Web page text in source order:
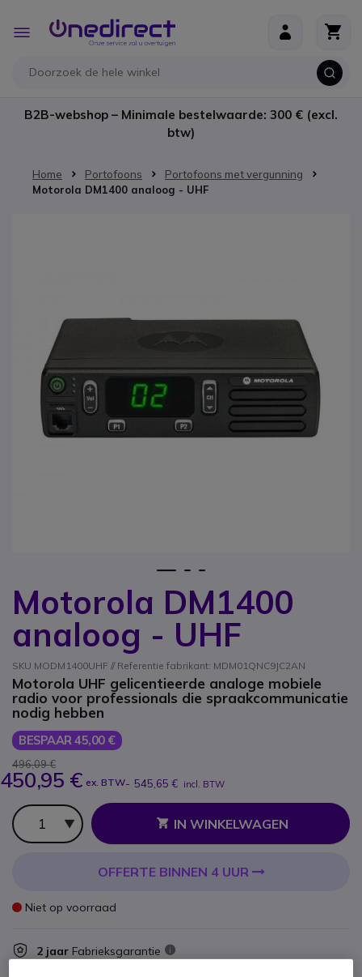
Toggle
Nav
B2B-webshop – Minimale bestelwaarde: 300 € (excl.
btw)
Home Portofoons
Portofoons met vergunning
Motorola DM1400 analoog - UHF
Motorola DM1400
analoog - UHF
SKU MODM1400UHF // Referentie fabrikant: MDM01QNC9JC2AN
Motorola UHF gelicentieerde analoge mobiele
radio voor professionals die spraakcommunicatie
nodig hebben
BESPAAR 45,00 €
496,09 €
450,95 € ex. BTW- 545,65 € incl. BTW
Aantal
IN WINKELWAGEN
OFFERTE BINNEN 4 UUR
Niet op voorraad
2 jaar Fabrieksgarantie
Ga naar het begin van de afbeeldingen-gallerij